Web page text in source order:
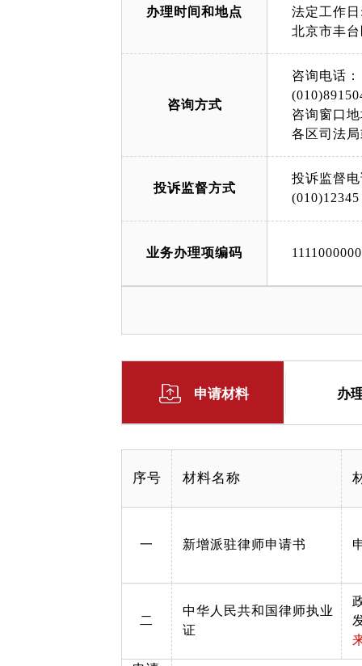
办理时间和地点
法定工作
北京市丰
咨询方式
咨询电话：
咨询窗口
各区司法
投诉监督方式
投诉监督
(010)12345
业务办理项编码
申请材料 办
序号 材料名称
一 新增派驻律师申请书
二
中华人民共和国律师执业
证